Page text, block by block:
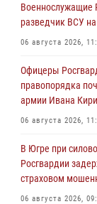
Военнослужащие
разведчик ВСУ
06 августа 2026,
Офицеры
правопорядка
армии Ивана
06 августа 2026,
В Югре при
Росгвардии
страховом
06 августа 2026,